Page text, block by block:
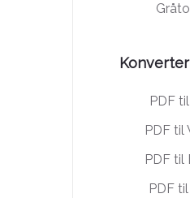
PDF
PDF til
PDF til
PDF